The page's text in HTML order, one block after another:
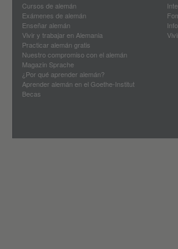
Cursos de alemán
Exámenes de alemán
Enseñar alemán
Vivir y trabajar en Alemania
Practicar alemán gratis
Nuestro compromiso con el alemán
Magazin Sprache
¿Por qué aprender alemán?
Aprender alemán en el Goethe-Institut
Becas